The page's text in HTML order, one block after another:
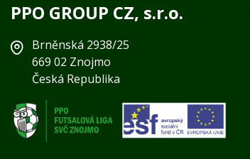
PPO GROUP CZ, s.r.o.
Brněnská 2938/25
669 02 Znojmo
Česká Republika